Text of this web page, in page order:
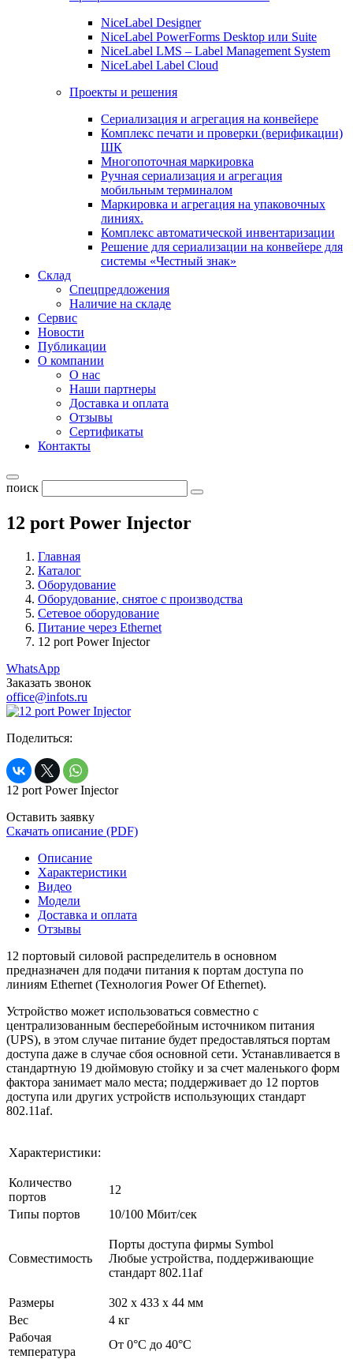
NiceLabel Designer
NiceLabel PowerForms Desktop или Suite
NiceLabel LMS – Label Management System
NiceLabel Label Cloud
Проекты и решения
Сериализация и агрегация на конвейере
Комплекс печати и проверки (верификации)
ШК
Многопоточная маркировка
Ручная сериализация и агрегация
мобильным терминалом
Маркировка и агрегация на упаковочных
линиях.
Комплекс автоматической инвентаризации
Решение для сериализации на конвейере для
системы «Честный знак»
Склад
Спецпредложения
Наличие на складе
Сервис
Новости
Публикации
О компании
О нас
Наши партнеры
Доставка и оплата
Отзывы
Сертификаты
Контакты
поиск
12 port Power Injector
Главная
Каталог
Оборудование
Оборудование, снятое с производства
Сетевое оборудование
Питание через Ethernet
12 port Power Injector
WhatsApp
Заказать звонок
office@infots.ru
Поделиться:
12 port Power Injector
Оставить заявку
Скачать описание (PDF)
Описание
Характеристики
Видео
Модели
Доставка и оплата
Отзывы
12 портовый силовой распределитель в основном
предназначен для подачи питания к портам доступа по
линиям Ethernet (Технология Power Of Ethernet).
Устройство может использоваться совместно с
централизованным бесперебойным источником питания
(UPS), в этом случае питание будет предоставляться портам
доступа даже в случае сбоя основной сети. Устанавливается в
стандартную 19 дюймовую стойку и за счет маленького форм
фактора занимает мало места; поддерживает до 12 портов
доступа или других устройств использующих стандарт
802.11af.
Характеристики:
Количество
портов
12
Типы портов
10/100 Мбит/сек
Совместимость
Порты доступа фирмы Symbol
Любые устройства, поддерживающие
стандарт 802.11af
Размеры
302 х 433 х 44 мм
Вес
4 кг
Рабочая
температура
От 0°C до 40°C